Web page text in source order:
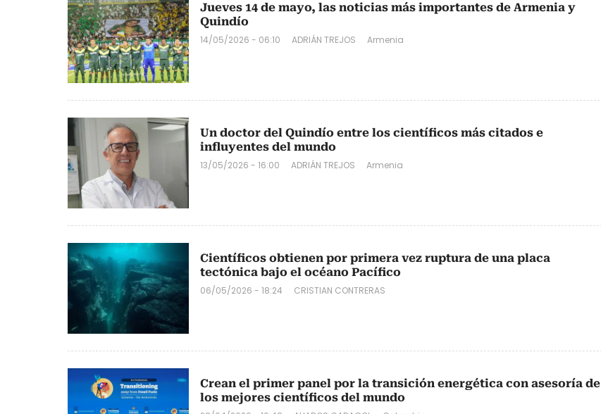
Jueves 14 de mayo, las noticias más importantes de Armenia y
Quindío
14/05/2026 - 06:10 ADRIÁN TREJOS Armenia
Un doctor del Quindío entre los científicos más citados e
influyentes del mundo
13/05/2026 - 16:00 ADRIÁN TREJOS Armenia
Científicos obtienen por primera vez ruptura de una placa
tectónica bajo el océano Pacífico
06/05/2026 - 18:24 CRISTIAN CONTRERAS
Crean el primer panel por la transición energética con asesoría de
los mejores científicos del mundo